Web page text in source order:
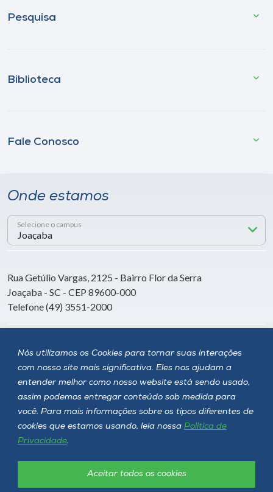
Nós utilizamos os Cookies para tornar suas interações
com nosso site mais significativa. Eles nos ajudam a
entender melhor como nosso website está sendo usado,
assim podemos entregar conteúdo sob medida para
você. Para mais informações sobre os tipos diferentes de
cookies que estamos usando, leia nossa Política de
Privacidade.
Aceitar todos os cookies
Pesquisa
Biblioteca
Fale Conosco
Onde estamos
Selecione o campus
Rua Getúlio Vargas, 2125 - Bairro Flor da Serra
Joaçaba - SC - CEP 89600-000
Telefone (49) 3551-2000
Siga a Unoesc
Política de privacidade LGPD